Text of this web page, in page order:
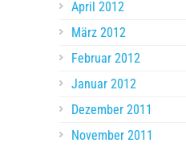
April 2012
März 2012
Februar 2012
Januar 2012
Dezember 2011
November 2011